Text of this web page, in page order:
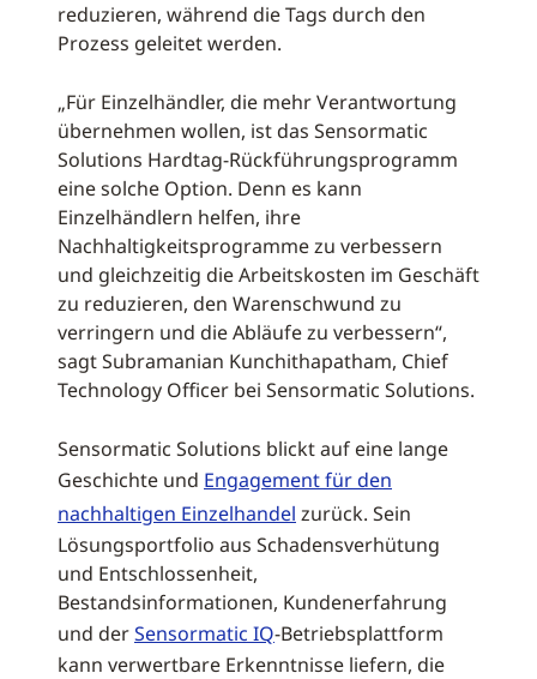
reduzieren, während die Tags durch den
Prozess geleitet werden.
„Für Einzelhändler, die mehr Verantwortung
übernehmen wollen, ist das Sensormatic
Solutions Hardtag-Rückführungsprogramm
eine solche Option. Denn es kann
Einzelhändlern helfen, ihre
Nachhaltigkeitsprogramme zu verbessern
und gleichzeitig die Arbeitskosten im Geschäft
zu reduzieren, den Warenschwund zu
verringern und die Abläufe zu verbessern“,
sagt Subramanian Kunchithapatham, Chief
Technology Officer bei Sensormatic Solutions.
Sensormatic Solutions blickt auf eine lange
Geschichte und Engagement für den
nachhaltigen Einzelhandel zurück. Sein
Lösungsportfolio aus Schadensverhütung
und Entschlossenheit,
Bestandsinformationen, Kundenerfahrung
und derSensormatic IQ-Betriebsplattform
kann verwertbare Erkenntnisse liefern, die